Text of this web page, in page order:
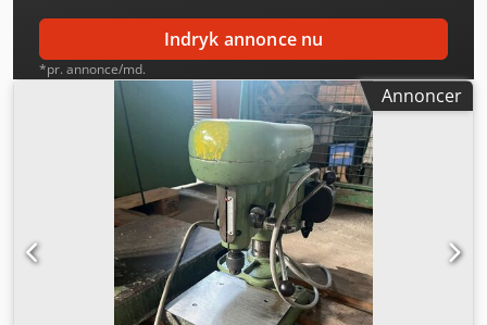
Indryk annonce nu
*pr. annonce/md.
Annoncer